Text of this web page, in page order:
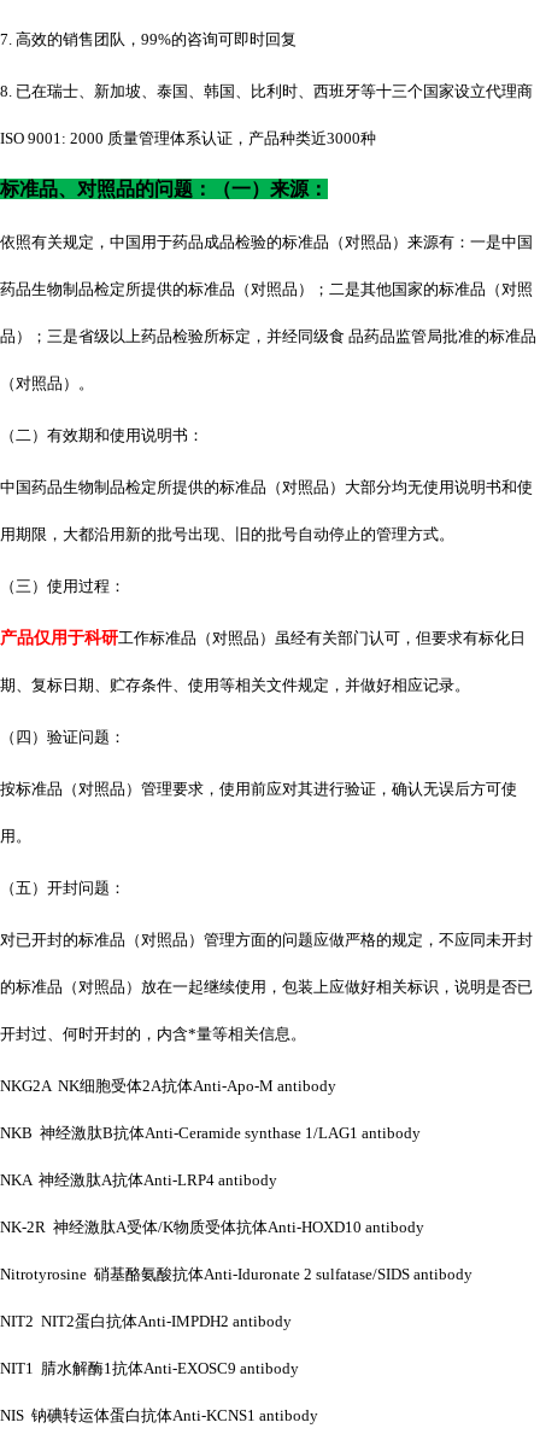
7. 高效的销售团队，99%的咨询可即时回复
8. 已在瑞士、新加坡、泰国、韩国、比利时、西班牙等十三个国家设立代理商
ISO 9001: 2000 质量管理体系认证，产品种类近3000种
标准品、对照品的问题：（一）来源：
依照有关规定，中国用于药品成品检验的标准品（对照品）来源有：一是中国
药品生物制品检定所提供的标准品（对照品）；二是其他国家的标准品（对照
品）；三是省级以上药品检验所标定，并经同级食 品药品监管局批准的标准品
（对照品）。
（二）有效期和使用说明书：
中国药品生物制品检定所提供的标准品（对照品）大部分均无使用说明书和使
用期限，大都沿用新的批号出现、旧的批号自动停止的管理方式。
（三）使用过程：
产品仅用于科研工作标准品（对照品）虽经有关部门认可，但要求有标化日
期、复标日期、贮存条件、使用等相关文件规定，并做好相应记录。
（四）验证问题：
按标准品（对照品）管理要求，使用前应对其进行验证，确认无误后方可使
用。
（五）开封问题：
对已开封的标准品（对照品）管理方面的问题应做严格的规定，不应同未开封
的标准品（对照品）放在一起继续使用，包装上应做好相关标识，说明是否已
开封过、何时开封的，内含*量等相关信息。
NKG2A NK细胞受体2A抗体Anti-Apo-M antibody
NKB 神经激肽B抗体Anti-Ceramide synthase 1/LAG1 antibody
NKA 神经激肽A抗体Anti-LRP4 antibody
NK-2R 神经激肽A受体/K物质受体抗体Anti-HOXD10 antibody
Nitrotyrosine 硝基酪氨酸抗体Anti-Iduronate 2 sulfatase/SIDS antibody
NIT2 NIT2蛋白抗体Anti-IMPDH2 antibody
NIT1 腈水解酶1抗体Anti-EXOSC9 antibody
NIS 钠碘转运体蛋白抗体Anti-KCNS1 antibody